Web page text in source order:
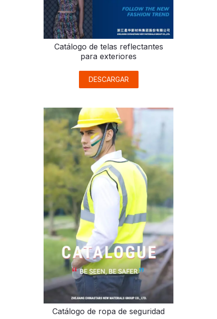
Catálogo de telas reflectantes
para exteriores
DESCARGAR
Catálogo de ropa de seguridad